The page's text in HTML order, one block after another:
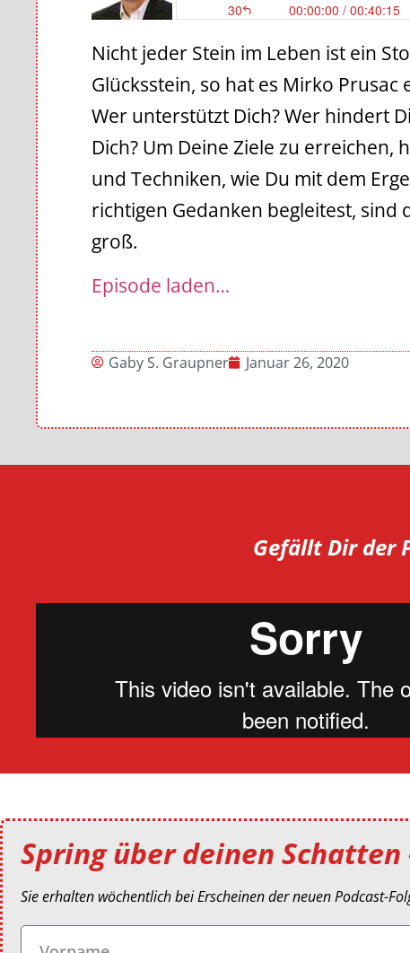
Nicht jeder Stein im Leben ist ein
Glücksstein, so hat es Mirko
Wer unterstützt Dich? Wer hindert
Dich? Um Deine Ziele zu erreichen,
und Techniken, wie Du mit dem
richtigen Gedanken begleitest, sind
groß.
Episode laden…
Gaby S. Graupner Januar 26, 2020
Gefällt Dir der
Spring über deinen
Sie erhalten wöchentlich bei Erscheinen der neuen Podcast-